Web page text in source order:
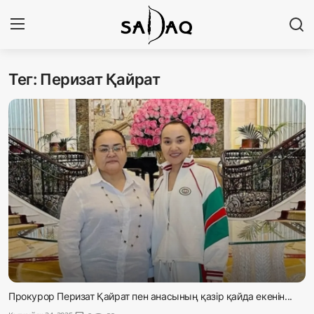
Кіру Тіркелу
Басты бет
Редакциялық байланыстар
Материалдарды қолдану тәртібі
Саясат
Sadaq TV
Экономика
Тег: Перизат Қайрат
Прокурор Перизат Қайрат пен анасының қазір қайда екенін...